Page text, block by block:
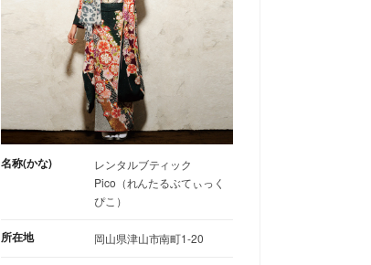
名称(かな)
レンタルブティック
Pico（れんたるぶてぃっく
ぴこ）
所在地 岡山県津山市南町1-20